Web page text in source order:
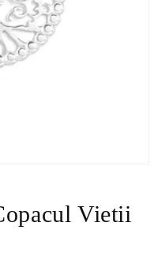
Vietii